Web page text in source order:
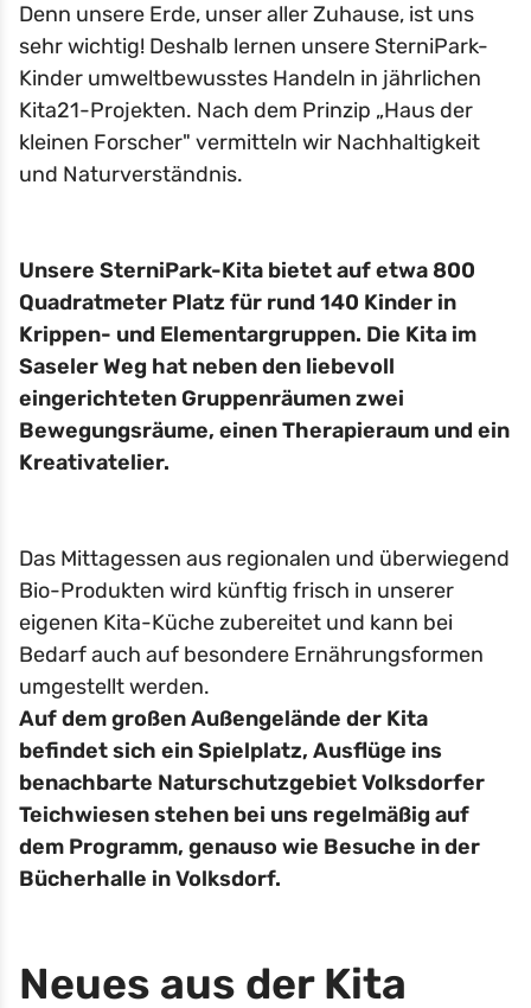
Denn unsere Erde, unser aller Zuhause, ist uns
sehr wichtig! Deshalb lernen unsere SterniPark-
Kinder umweltbewusstes Handeln in jährlichen
Kita21-Projekten. Nach dem Prinzip „Haus der
kleinen Forscher" vermitteln wir Nachhaltigkeit
und Naturverständnis.
Unsere SterniPark-Kita bietet auf etwa 800
Quadratmeter Platz für rund 140 Kinder in
Krippen- und Elementargruppen. Die Kita im
Saseler Weg hat neben den liebevoll
eingerichteten Gruppenräumen zwei
Bewegungsräume, einen Therapieraum und ein
Kreativatelier.
Das Mittagessen aus regionalen und überwiegend
Bio-Produkten wird künftig frisch in unserer
eigenen Kita-Küche zubereitet und kann bei
Bedarf auch auf besondere Ernährungsformen
umgestellt werden.
Auf dem großen Außengelände der Kita
befindet sich ein Spielplatz, Ausflüge ins
benachbarte Naturschutzgebiet Volksdorfer
Teichwiesen stehen bei uns regelmäßig auf
dem Programm, genauso wie Besuche in der
Bücherhalle in Volksdorf.
Neues aus der Kita